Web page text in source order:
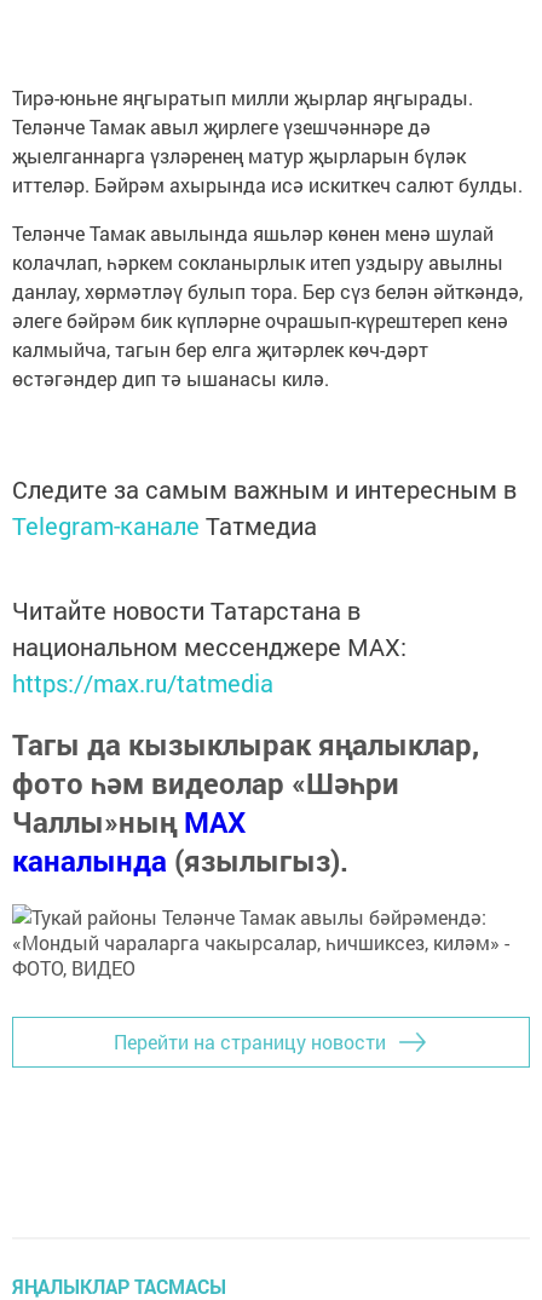
Тирә-юньне яңгыратып милли җырлар яңгырады.
Теләнче Тамак авыл җирлеге үзешчәннәре дә
җыелганнарга үзләренең матур җырларын бүләк
иттеләр. Бәйрәм ахырында исә искиткеч салют булды.
Теләнче Тамак авылында яшьләр көнен менә шулай
колачлап, һәркем сокланырлык итеп уздыру авылны
данлау, хөрмәтләү булып тора. Бер сүз белән әйткәндә,
әлеге бәйрәм бик күпләрне очрашып-күрештереп кенә
калмыйча, тагын бер елга җитәрлек көч-дәрт
өстәгәндер дип тә ышанасы килә.
Следите за самым важным и интересным в
Telegram-канале Татмедиа
Читайте новости Татарстана в
национальном мессенджере MАХ:
https://max.ru/tatmedia
Тагы да кызыклырак яңалыклар,
фото һәм видеолар «Шәһри
Чаллы»ныңMAX
каналында (язылыгыз).
Перейти на страницу новости
ЯҢАЛЫКЛАР ТАСМАСЫ